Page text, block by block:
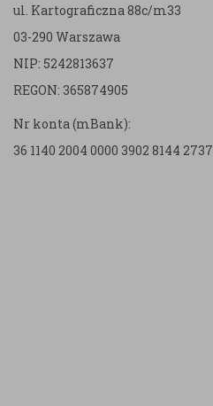
ul. Kartograficzna 88c/m33
03-290 Warszawa
NIP: 5242813637
REGON: 365874905
Nr konta (mBank):
36 1140 2004 0000 3902 8144 2737